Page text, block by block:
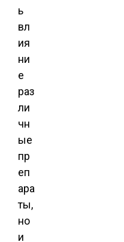
ь
вл
ия
ни
е
раз
ли
чн
ые
пр
еп
ара
ты,
но
и